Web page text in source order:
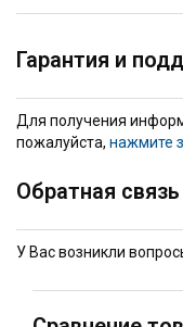
Гарантия и
Для получения
пожалуйста, нажмите
Обратная связь
У Вас возникли